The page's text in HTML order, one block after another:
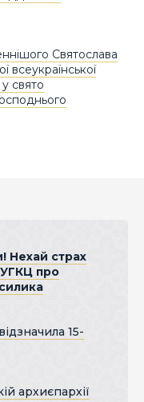
Святослава
всеукраїнської
свято
Нехай страх
про
15-
архиєпархії